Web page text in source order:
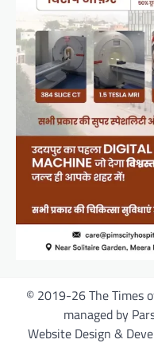
© 2019-26 The Times
managed by
Website Design &